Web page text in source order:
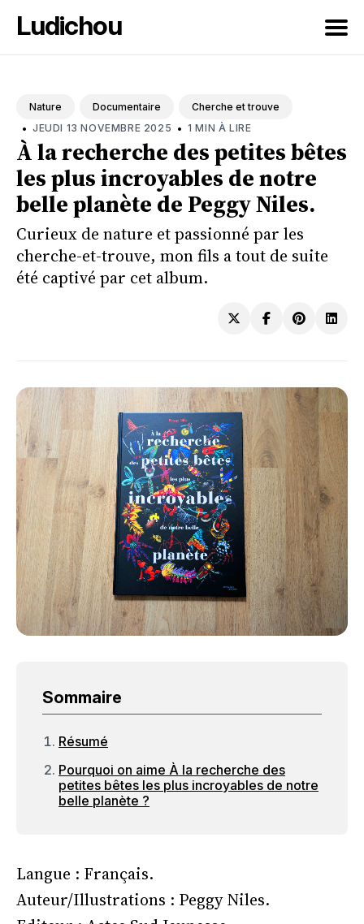
Ludichou
blog
Nature Documentaire Cherche et trouve
• JEUDI 13 NOVEMBRE 2025 • 1 MIN À LIRE
À la recherche des petites bêtes
les plus incroyables de notre
belle planète de Peggy Niles.
Curieux de nature et passionné par les
cherche-et-trouve, mon fils a tout de suite
été captivé par cet album.
Sommaire
Résumé
Pourquoi on aime À la recherche des
petites bêtes les plus incroyables de notre
belle planète ?
Langue : Français.
Auteur/Illustrations : Peggy Niles.